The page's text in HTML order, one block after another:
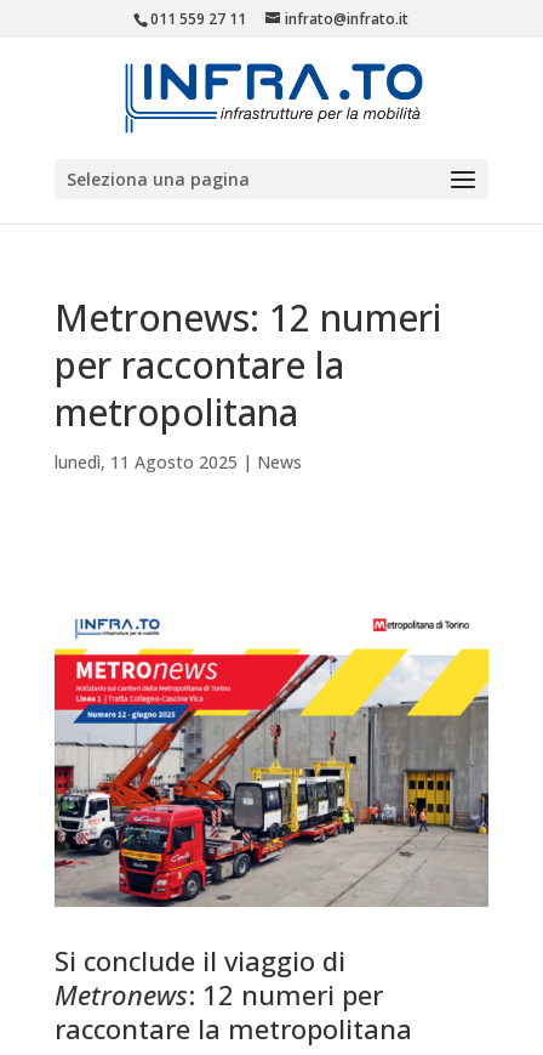
011 559 27 11 infrato@infrato.it
Seleziona una pagina
Metronews: 12 numeri
per raccontare la
metropolitana
lunedì, 11 Agosto 2025 | News
Si conclude il viaggio di
Metronews: 12 numeri per
raccontare la metropolitana